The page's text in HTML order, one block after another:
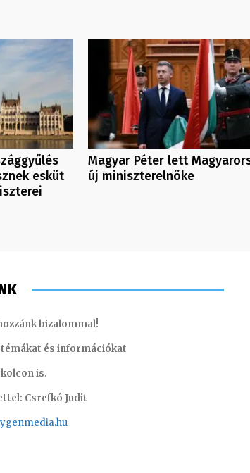
esküt
Magyar Péter lett
új miniszterelnöke
bizalommal!
témákat és információkat
is.
Csrefkó Judit
nmedia.hu